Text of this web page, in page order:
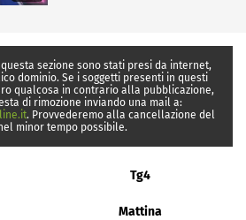
sezione sono stati presi da internet,
dominio. Se i soggetti presenti in questi
qualcosa in contrario alla pubblicazione,
di rimozione inviando una mail a:
. Provvederemo alla cancellazione del
minor tempo possibile.
Tg4
Mattina